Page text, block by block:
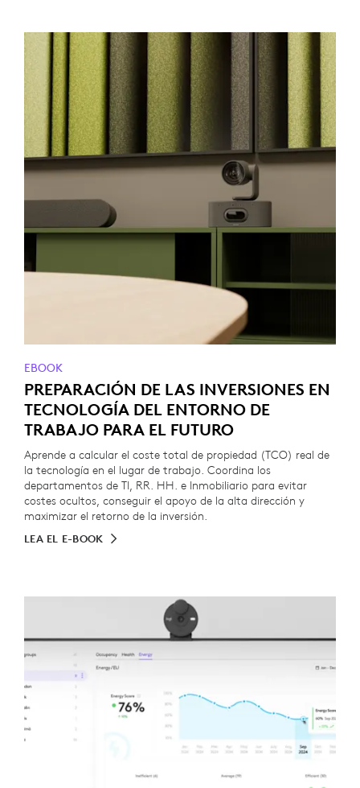
EBOOK
PREPARACIÓN DE LAS INVERSIONES EN
TECNOLOGÍA DEL ENTORNO DE
TRABAJO PARA EL FUTURO
Aprende a calcular el coste total de propiedad (TCO) real de
la tecnología en el lugar de trabajo. Coordina los
departamentos de TI, RR. HH. e Inmobiliario para evitar
costes ocultos, conseguir el apoyo de la alta dirección y
maximizar el retorno de la inversión.
LEA EL E-BOOK